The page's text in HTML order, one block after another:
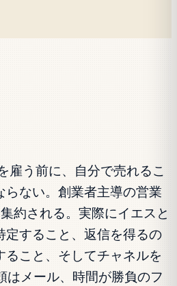
雇う前に、自分で売れるこ
らない。創業者主導の営業
約される。実際にイエスと
定すること、返信を得るの
ること、そしてチャネルを
はメール、時間が勝負のフ